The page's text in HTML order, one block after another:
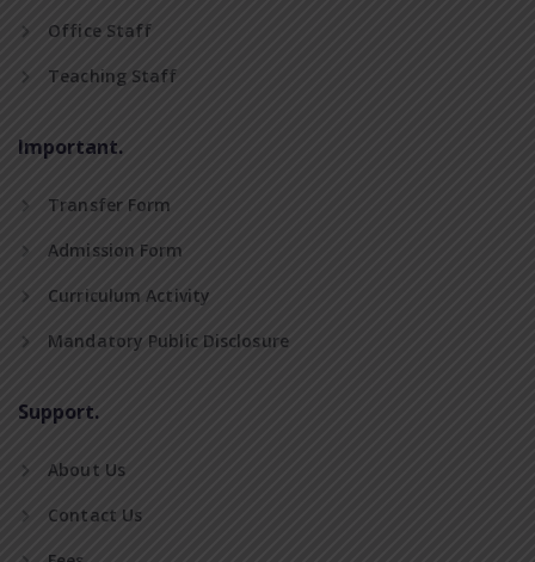
Office Staff
Teaching Staff
Important.
Transfer Form
Admission Form
Curriculum Activity
Mandatory Public Disclosure
Support.
About Us
Contact Us